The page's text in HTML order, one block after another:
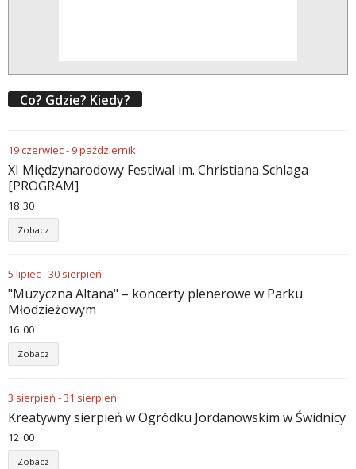
Co? Gdzie? Kiedy?
19czerwiec- 9październik
XI Międzynarodowy Festiwal im. Christiana Schlaga
[PROGRAM]
18 30
Zobacz
5 lipiec-30 sierpień
"Muzyczna Altana" – koncerty plenerowe w Parku
Młodzieżowym
16 00
Zobacz
3 sierpień -31 sierpień
Kreatywny sierpień w Ogródku Jordanowskim w Świdnicy
12 00
Zobacz